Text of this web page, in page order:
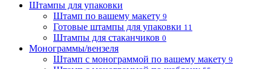
Штампы для упаковки
Штамп по вашему макету 9
Готовые штампы для упаковки 11
Штампы для стаканчиков 0
Монограммы/вензеля
Штамп с монограммой по вашему макету 9